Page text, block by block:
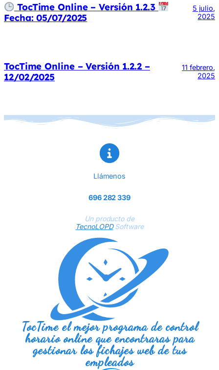
TocTime Online – Versión 1.2.3
Fecha: 05/07/2025
5 julio,
2025
TocTime Online – Versión 1.2.2 –
12/02/2025
11 febrero,
2025
Llámenos
696 282 339
Un producto de
TecnoLOPDSoftware
TocTime el mejor programa de control
horario online que encontraras para
gestionar los fichajes web de tus
empleados